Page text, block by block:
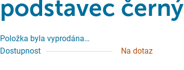
podstavec černý
Položka byla vyprodána…
Dostupnost
Na dotaz